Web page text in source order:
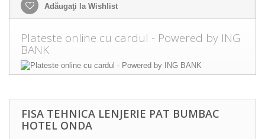
Adăugaţi la Wishlist
Plateste online cu cardul - Powered by ING
BANK
FISA TEHNICA LENJERIE PAT BUMBAC
HOTEL ONDA